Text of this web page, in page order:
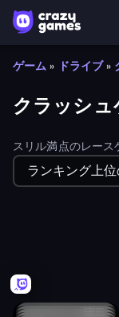
ゲーム » ドライブ »
クラッシュ
スリル満点のレース
絶な衝突でも、どの
っぱなしのハラハラ
ランキング上
Zombie Drive Survivor
Ship Ramp Jumping
Moto X3M 4 Winter
Traffic Parking Stickman Destruction 3 Heroes